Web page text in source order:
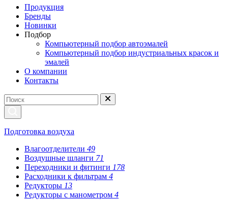
Продукция
Бренды
Новинки
Подбор
Компьютерный подбор автоэмалей
Компьютерный подбор индустриальных красок и
эмалей
О компании
Контакты
Подготовка воздуха
Влагоотделители 49
Воздушные шланги 71
Переходники и фитинги 178
Расходники к фильтрам 4
Редукторы 13
Редукторы с манометром 4